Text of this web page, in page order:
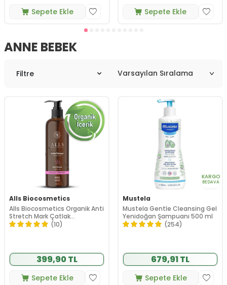
Sepete Ekle Sepete Ekle
ANNE BEBEK
Filtre
Alls Biocosmetics
Alls Biocosmetics Organik Anti
Stretch Mark Çatlak
Önlemeye Yardımcı Jel 350 ml
(10)
399,90 TL
Sepete Ekle
KARGO
BEDAVA
Mustela
Mustela Gentle Cleansing Gel
Yenidoğan Şampuanı 500 ml
(254)
679,91 TL
Sepete Ekle